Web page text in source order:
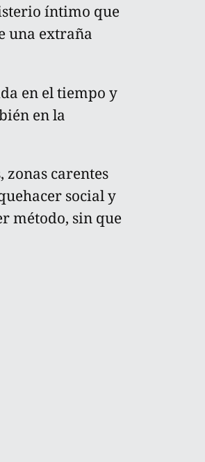
íntimo que
una extraña
en el tiempo y
en la
carentes
social y
método, sin que